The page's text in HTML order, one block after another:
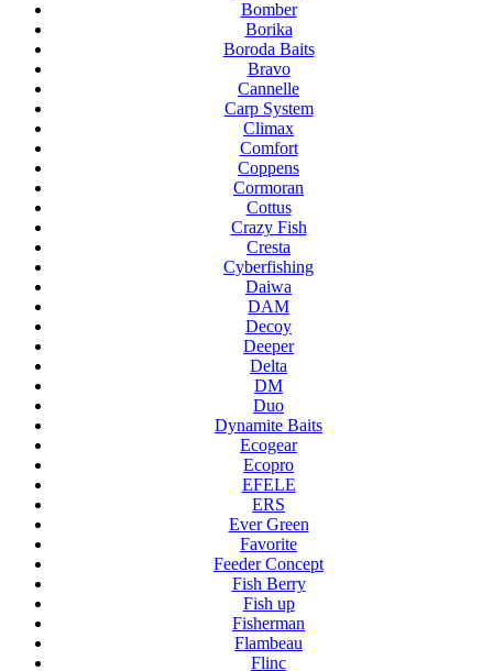
Bomber
Borika
Boroda Baits
Bravo
Cannelle
Carp System
Climax
Comfort
Coppens
Cormoran
Cottus
Crazy Fish
Cresta
Cyberfishing
Daiwa
DAM
Decoy
Deeper
Delta
DM
Duo
Dynamite Baits
Ecogear
Ecopro
EFELE
ERS
Ever Green
Favorite
Feeder Concept
Fish Berry
Fish up
Fisherman
Flambeau
Flinc